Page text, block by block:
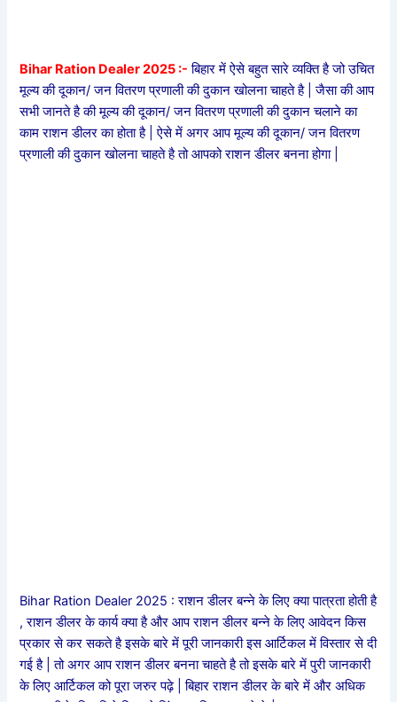
Bihar Ration Dealer 2025 :- बिहार में ऐसे बहुत सारे व्यक्ति है जो उचित
मूल्य की दूकान/ जन वितरण प्रणाली की दुकान खोलना चाहते है | जैसा की आप
सभी जानते है की मूल्य की दूकान/ जन वितरण प्रणाली की दुकान चलाने का
काम राशन डीलर का होता है | ऐसे में अगर आप मूल्य की दूकान/ जन वितरण
प्रणाली की दुकान खोलना चाहते है तो आपको राशन डीलर बनना होगा |
Bihar Ration Dealer 2025 : राशन डीलर बन्ने के लिए क्या पात्रता होती है
, राशन डीलर के कार्य क्या है और आप राशन डीलर बन्ने के लिए आवेदन किस
प्रकार से कर सकते है इसके बारे में पूरी जानकारी इस आर्टिकल में विस्तार से दी
गई है | तो अगर आप राशन डीलर बनना चाहते है तो इसके बारे में पुरी जानकारी
के लिए आर्टिकल को पूरा जरुर पढ़े | बिहार राशन डीलर के बारे में और अधिक